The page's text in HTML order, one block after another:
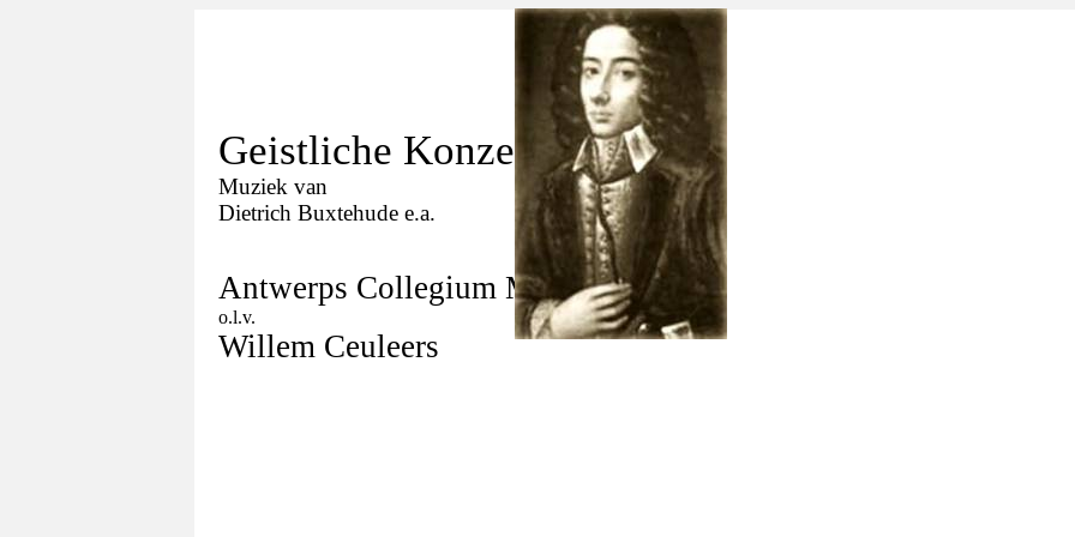
Geistliche Konzerte V
Muziek van
Dietrich Buxtehude e.a.
Antwerps Collegium Musicum
o.l.v.
Willem Ceuleers